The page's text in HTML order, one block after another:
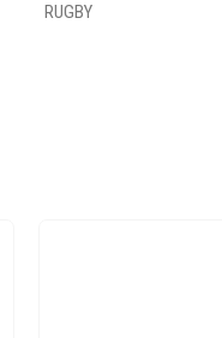
RUGBY